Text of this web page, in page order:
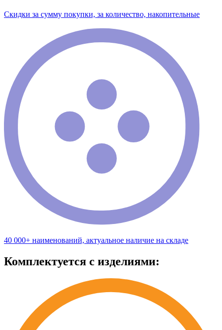
Скидки за сумму покупки, за количество, накопительные
40 000+ наименований, актуальное наличие на складе
Комплектуется с изделиями: